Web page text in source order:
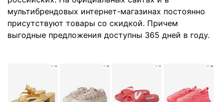
мультибрендовых интернет-магазинах постоянно
присутствуют товары со скидкой. Причем
выгодные предложения доступны 365 дней в году.